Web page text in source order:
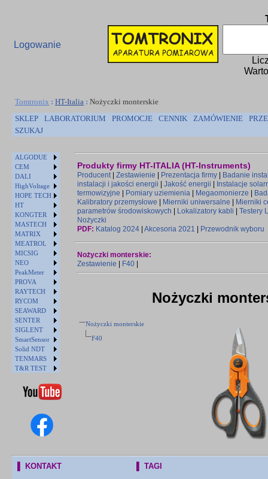
Logowanie
Tomtronix : HT-Italia : Nożyczki monterskie
SKLEP
LABORATORIUM PROMOCJE CENNIK ZAMÓWIENIE
SZUKAJ
ALGODUE
CEM
DALI
HighVoltage
HOPE TECH
HT
KONGTER
MASTECH
MATRIX
MEATROL
MICSIG
NEO
PeakMeter
PROVA
RAYTECH
RYCOM
SEAWARD
SENTER
SIGLENT
SmartSensor
Solid NDT
TENMARS
T&R TEST
Produkty firmy HT-ITALIA (HT-Instruments)
Producent| Zestawienie Prezentacja firmy
Badanie
instalacji i jakości energii
Jakość energii
Instalacje
termowizyjne
Pomiary uziemienia Megaomonierze
Kalibratory przemysłowe
Mierniki uniwersalne
Mierniki
parametrów środowiskowych
Lokalizatory kabli
Testery
Nożyczki
PDF: Katalog 2024 Akcesoria 2021 Przewodnik wyboru
Nożyczki monterskie:
Zestawienie
F40
Nożyczki
Nożyczki monterskie
F40
▌ KONTAKT
▌ TAGI